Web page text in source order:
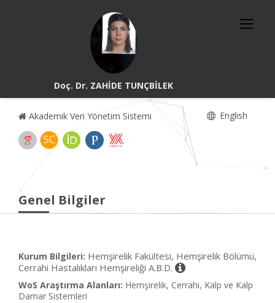
Doç. Dr. ZAHİDE TUNÇBİLEK
Akademik Veri Yönetim Sistemi English
Genel Bilgiler
Kurum Bilgileri: Hemşirelik Fakültesi, Hemşirelik Bölümü,
Cerrahi Hastalıkları Hemşireliği A.B.D.
WoS Araştırma Alanları: Hemşirelik, Cerrahi, Kalp ve Kalp
Damar Sistemleri